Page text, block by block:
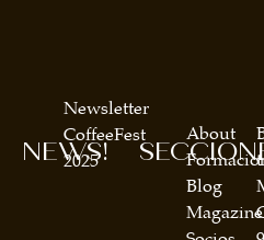
About
Blog
Magazine
NEWS!
Newsletter
CoffeeFest
2025